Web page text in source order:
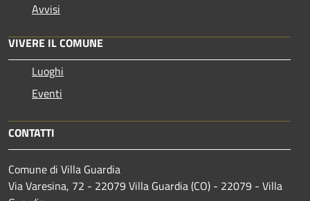
Avvisi
VIVERE IL COMUNE
Luoghi
Eventi
CONTATTI
Comune di Villa Guardia
Via Varesina, 72 - 22079 Villa Guardia (CO) - 22079 - Villa